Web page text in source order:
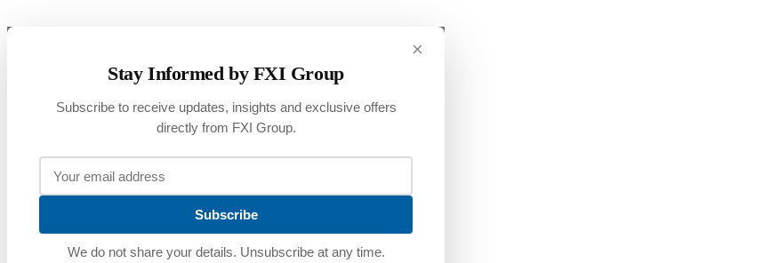
×
Stay Informed by FXI Group
Subscribe to receive updates, insights and exclusive offers
directly from FXI Group.
Subscribe
We do not share your details. Unsubscribe at any time.